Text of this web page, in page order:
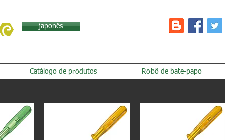
japonês
Catálogo de produtos Robô de bate-papo